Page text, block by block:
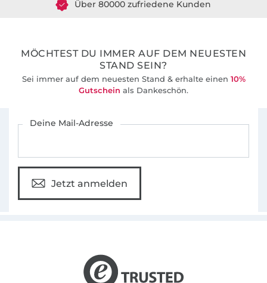
MÖCHTEST DU IMMER AUF DEM NEUESTEN
STAND SEIN?
Sei immer auf dem neuesten Stand & erhalte einen 10%
Gutschein als Dankeschön.
Deine Mail-Adresse
Jetzt anmelden